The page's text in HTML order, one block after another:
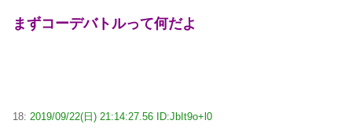
まずコーデバトルって何だよ
18: 2019/09/22(日) 21:14:27.56 ID:JbIt9o+l0